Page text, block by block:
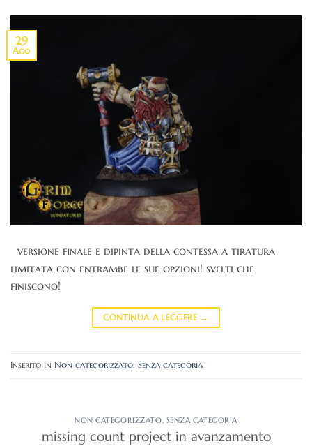
29
Ago
versione finale e dipinta della contessa a tiratura
limitata con entrambe le sue opzioni! svelti che
finiscono!
CONTINUA A LEGGERE →
Inserito in Non categorizzato, Senza categoria
NON CATEGORIZZATO, SENZA CATEGORIA
missing count project in avanzamento